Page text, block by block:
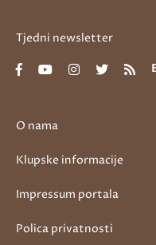
O nama
Klupske informacije
Impressum portala
Polica privatnosti
Tjedni newsletter